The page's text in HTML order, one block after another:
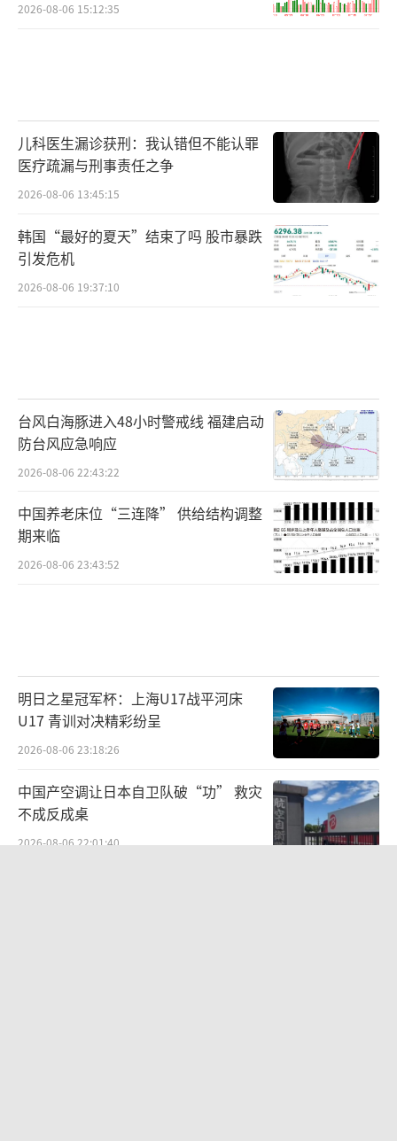
2026-08-06 15:12:35
儿科医生漏诊获刑：我认错但不能认罪
医疗疏漏与刑事责任之争
2026-08-06 13:45:15
韩国“最好的夏天”结束了吗 股市暴跌
引发危机
2026-08-06 19:37:10
台风白海豚进入48小时警戒线 福建启动
防台风应急响应
2026-08-06 22:43:22
中国养老床位“三连降” 供给结构调整
期来临
2026-08-06 23:43:52
明日之星冠军杯：上海U17战平河床
U17 青训对决精彩纷呈
2026-08-06 23:18:26
中国产空调让日本自卫队破“功” 救灾
不成反成桌
2026-08-06 22:01:40